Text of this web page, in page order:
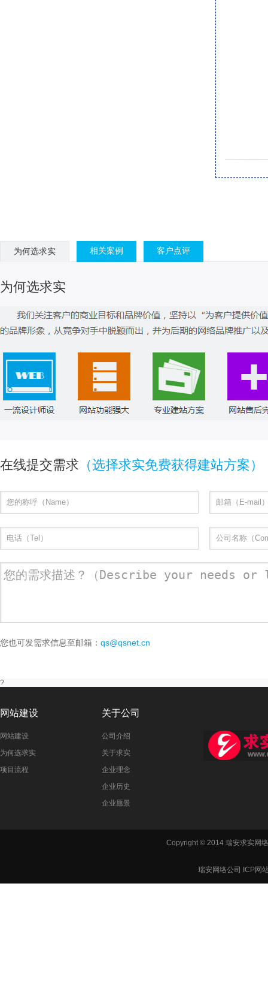
为何选求实 相关案例 客户点评
为何选求实
在线提交需求 （选择求实免费获得建站方案）
您也可发需求信息至邮箱： qs@qsnet.cn
?
网站建设
网站建设
为何选求实
项目流程
关于公司
公司介绍
关于求实
企业理念
企业历史
企业愿景
Copyright © 2014 瑞安求实网
瑞安网络公司 ICP网